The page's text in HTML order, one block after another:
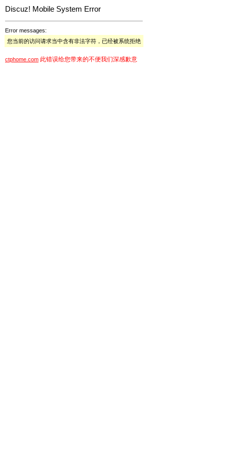
Discuz! Mobile System Error
Error messages:
您当前的访问请求当中含有非法字符，已经被系统拒绝
ctphome.com 此错误给您带来的不便我们深感歉意